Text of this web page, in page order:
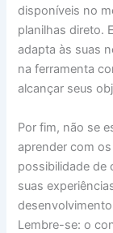
disponíveis no
planilhas direto.
adapta às suas
na ferramenta
alcançar seus
Por fim, não se
aprender com
possibilidade de
suas
Lembre-se: o